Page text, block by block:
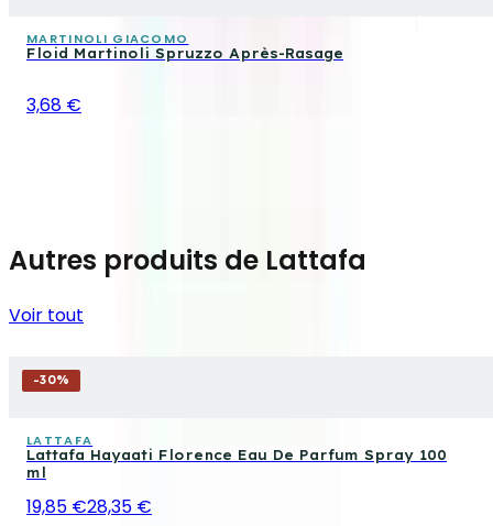
MARTINOLI GIACOMO
Floid Martinoli Spruzzo Après-Rasage
3,68 €
Autres produits de Lattafa
Voir tout
-30%
LATTAFA
Lattafa Hayaati Florence Eau De Parfum Spray 100
ml
19,85 €28,35 €